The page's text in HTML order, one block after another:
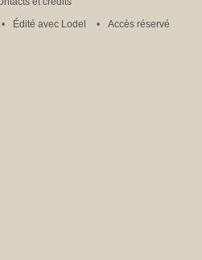
Édité avec Lodel Accès réservé